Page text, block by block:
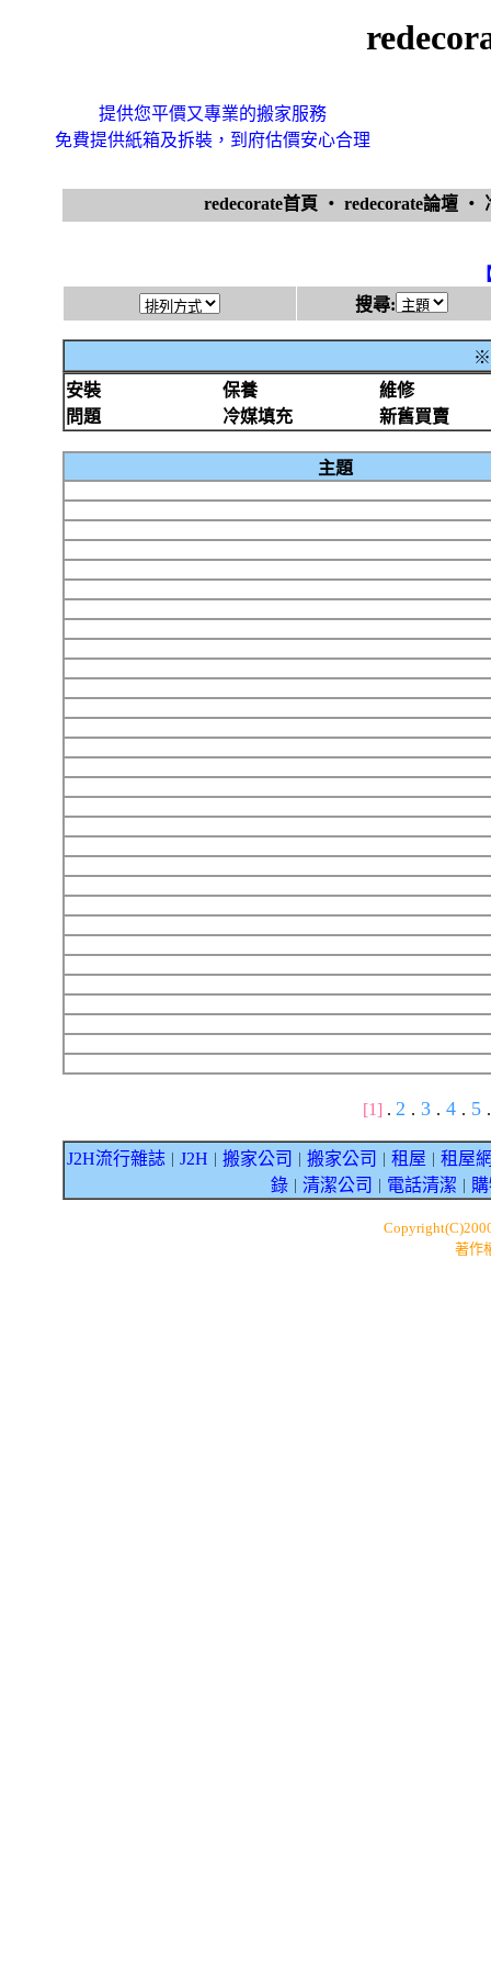
提供您平價又專業的搬家服務
免費提供紙箱及拆裝，到府估價安心合理
redecorate首頁 ‧ redecorate論壇 ‧
搜尋:
※
安裝
保養
維修
問題
冷媒填充 新舊買賣
主題
[1] . 2 . 3 . 4 . 5 .
J2H流行雜誌 J2H 搬家公司 搬家公司 租屋
租屋
錄｜ 清潔公司 電話清潔
著作